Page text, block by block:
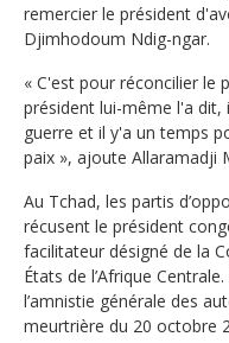
remercier le président
Djimhodoum Ndig-ngar.
« C'est pour réconcilier le
président lui-même l'a
guerre et il y'a un temps
paix », ajoute Allaramadji
Au Tchad, les partis
récusent le président
facilitateur désigné de la
États de l’Afrique
l’amnistie générale des
meurtrière du 20 octobre